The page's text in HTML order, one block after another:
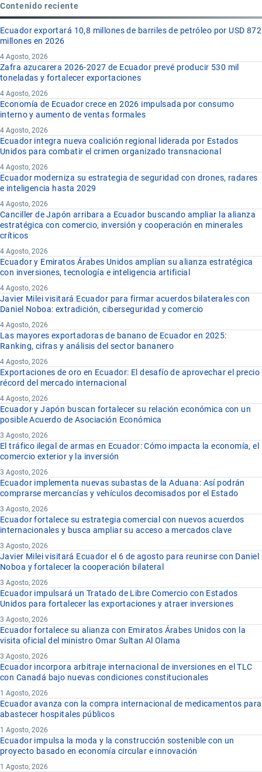
Contenido reciente
Ecuador exportará 10,8 millones de barriles de petróleo por USD 872
millones en 2026
4 Agosto, 2026
Zafra azucarera 2026-2027 de Ecuador prevé producir 530 mil
toneladas y fortalecer exportaciones
4 Agosto, 2026
Economía de Ecuador crece en 2026 impulsada por consumo
interno y aumento de ventas formales
4 Agosto, 2026
Ecuador integra nueva coalición regional liderada por Estados
Unidos para combatir el crimen organizado transnacional
4 Agosto, 2026
Ecuador moderniza su estrategia de seguridad con drones, radares
e inteligencia hasta 2029
4 Agosto, 2026
Canciller de Japón arribara a Ecuador buscando ampliar la alianza
estratégica con comercio, inversión y cooperación en minerales
críticos
4 Agosto, 2026
Ecuador y Emiratos Árabes Unidos amplían su alianza estratégica
con inversiones, tecnología e inteligencia artificial
4 Agosto, 2026
Javier Milei visitará Ecuador para firmar acuerdos bilaterales con
Daniel Noboa: extradición, ciberseguridad y comercio
4 Agosto, 2026
Las mayores exportadoras de banano de Ecuador en 2025:
Ranking, cifras y análisis del sector bananero
4 Agosto, 2026
Exportaciones de oro en Ecuador: El desafío de aprovechar el precio
récord del mercado internacional
4 Agosto, 2026
Ecuador y Japón buscan fortalecer su relación económica con un
posible Acuerdo de Asociación Económica
3 Agosto, 2026
El tráfico ilegal de armas en Ecuador: Cómo impacta la economía, el
comercio exterior y la inversión
3 Agosto, 2026
Ecuador implementa nuevas subastas de la Aduana: Así podrán
comprarse mercancías y vehículos decomisados por el Estado
3 Agosto, 2026
Ecuador fortalece su estrategia comercial con nuevos acuerdos
internacionales y busca ampliar su acceso a mercados clave
3 Agosto, 2026
Javier Milei visitará Ecuador el 6 de agosto para reunirse con Daniel
Noboa y fortalecer la cooperación bilateral
3 Agosto, 2026
Ecuador impulsará un Tratado de Libre Comercio con Estados
Unidos para fortalecer las exportaciones y atraer inversiones
3 Agosto, 2026
Ecuador fortalece su alianza con Emiratos Árabes Unidos con la
visita oficial del ministro Omar Sultan Al Olama
3 Agosto, 2026
Ecuador incorpora arbitraje internacional de inversiones en el TLC
con Canadá bajo nuevas condiciones constitucionales
1 Agosto, 2026
Ecuador avanza con la compra internacional de medicamentos para
abastecer hospitales públicos
1 Agosto, 2026
Ecuador impulsa la moda y la construcción sostenible con un
proyecto basado en economía circular e innovación
1 Agosto, 2026